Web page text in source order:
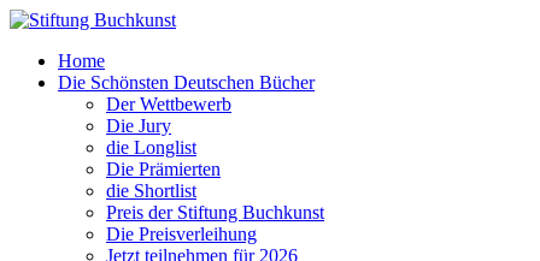
Home
Die Schönsten Deutschen Bücher
Der Wettbewerb
Die Jury
die Longlist
Die Prämierten
die Shortlist
Preis der Stiftung Buchkunst
Die Preisverleihung
Jetzt teilnehmen für 2026